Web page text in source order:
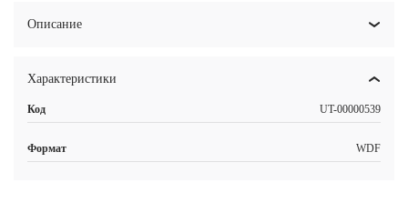
Описание
Характеристики
Код UT-00000539
Формат WDF